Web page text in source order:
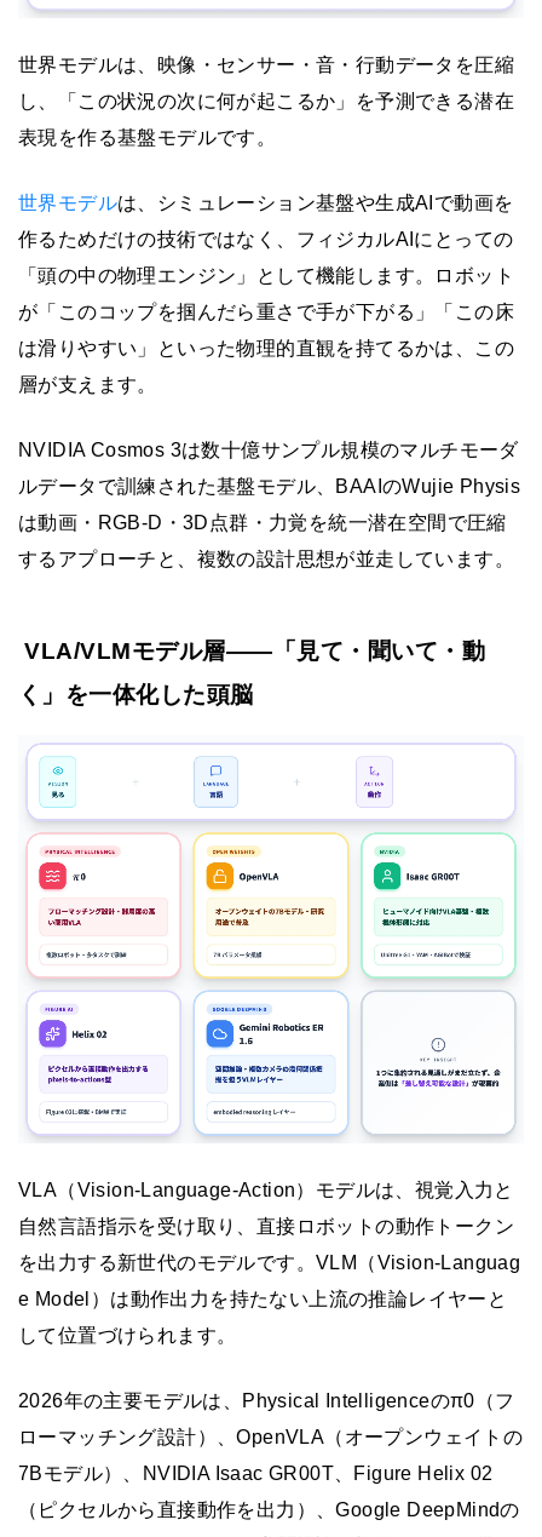
世界モデルは、映像・センサー・音・行動データを圧縮
し、「この状況の次に何が起こるか」を予測できる潜在
表現を作る基盤モデルです。
世界モデルは、シミュレーション基盤や生成AIで動画を
作るためだけの技術ではなく、フィジカルAIにとっての
「頭の中の物理エンジン」として機能します。ロボット
が「このコップを掴んだら重さで手が下がる」「この床
は滑りやすい」といった物理的直観を持てるかは、この
層が支えます。
NVIDIA Cosmos 3は数十億サンプル規模のマルチモーダ
ルデータで訓練された基盤モデル、BAAIのWujie Physis
は動画・RGB-D・3D点群・力覚を統一潜在空間で圧縮
するアプローチと、複数の設計思想が並走しています。
VLA/VLMモデル層——「見て・聞いて・動
く」を一体化した頭脳
VLA（Vision-Language-Action）モデルは、視覚入力と
自然言語指示を受け取り、直接ロボットの動作トークン
を出力する新世代のモデルです。VLM（Vision-Languag
e Model）は動作出力を持たない上流の推論レイヤーと
して位置づけられます。
2026年の主要モデルは、Physical Intelligenceのπ0（フ
ローマッチング設計）、OpenVLA（オープンウェイトの
7Bモデル）、NVIDIA Isaac GR00T、Figure Helix 02
（ピクセルから直接動作を出力）、Google DeepMindの